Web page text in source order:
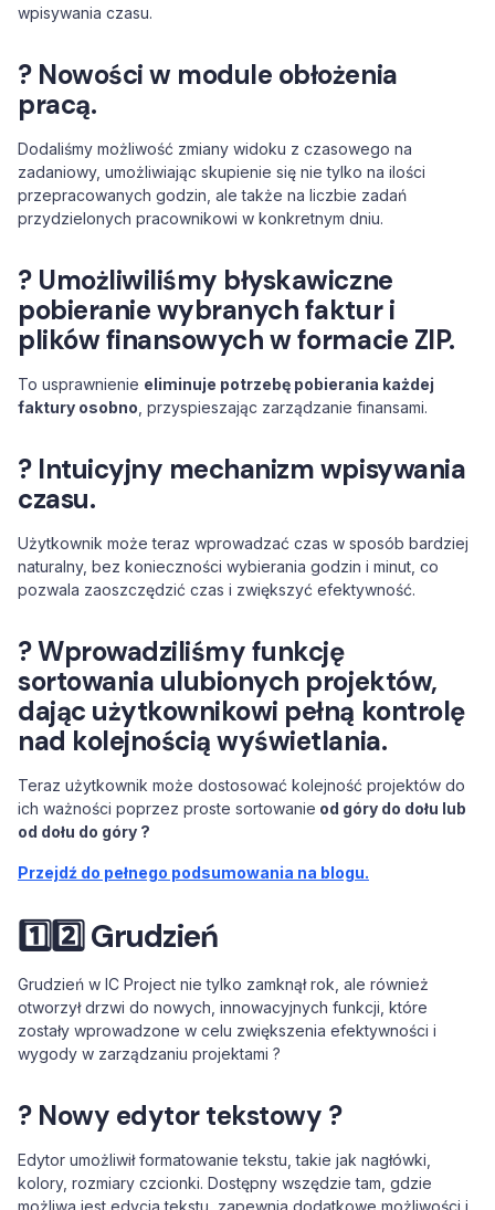
wpisywania czasu.
? Nowości w module obłożenia
pracą.
Dodaliśmy możliwość zmiany widoku z czasowego na
zadaniowy, umożliwiając skupienie się nie tylko na ilości
przepracowanych godzin, ale także na liczbie zadań
przydzielonych pracownikowi w konkretnym dniu.
? Umożliwiliśmy błyskawiczne
pobieranie wybranych faktur i
plików finansowych w formacie ZIP.
To usprawnienie eliminuje potrzebę pobierania każdej
faktury osobno , przyspieszając zarządzanie finansami.
? Intuicyjny mechanizm wpisywania
czasu.
Użytkownik może teraz wprowadzać czas w sposób bardziej
naturalny, bez konieczności wybierania godzin i minut, co
pozwala zaoszczędzić czas i zwiększyć efektywność.
? Wprowadziliśmy funkcję
sortowania ulubionych projektów,
dając użytkownikowi pełną kontrolę
nad kolejnością wyświetlania.
Teraz użytkownik może dostosować kolejność projektów do
ich ważności poprzez proste sortowanie od góry do dołu lub
od dołu do góry ?
Przejdź do pełnego podsumowania na blogu.
1️⃣2️⃣ Grudzień
Grudzień w IC Project nie tylko zamknął rok, ale również
otworzył drzwi do nowych, innowacyjnych funkcji, które
zostały wprowadzone w celu zwiększenia efektywności i
wygody w zarządzaniu projektami ?
? Nowy edytor tekstowy ?
Edytor umożliwił formatowanie tekstu, takie jak nagłówki,
kolory, rozmiary czcionki. Dostępny wszędzie tam, gdzie
możliwa jest edycja tekstu, zapewnia dodatkowe możliwości i